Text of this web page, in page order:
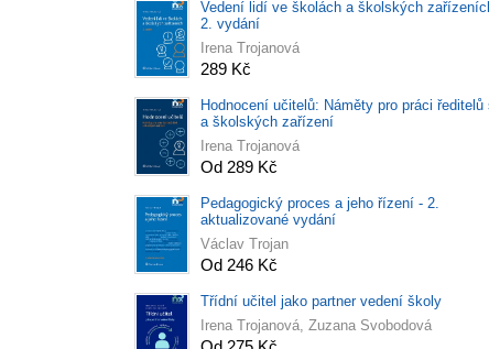
Vedení lidí ve školách a školských
2. vydání
Irena Trojanová
289 Kč
Hodnocení učitelů: Náměty pro práci ředitelů
a školských zařízení
Irena Trojanová
Od 289 Kč
Pedagogický proces a jeho řízení - 2.
aktualizované vydání
Václav Trojan
Od 246 Kč
Třídní učitel jako partner vedení školy
Irena Trojanová, Zuzana Svobodová